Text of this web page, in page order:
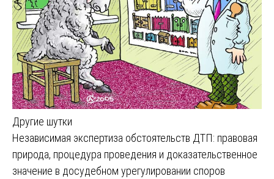
Другие шутки
Навигация
по
Независимая экспертиза обстоятельств ДТП: правовая
природа, процедура проведения и доказательственное
значение в досудебном урегулировании споров